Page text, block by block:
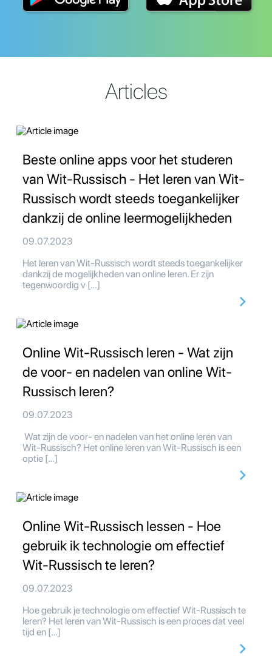
Articles
Beste online apps voor het studeren
van Wit-Russisch - Het leren van Wit-
Russisch wordt steeds toegankelijker
dankzij de online leermogelijkheden
09.07.2023
Het leren van Wit-Russisch wordt steeds toegankelijker
dankzij de mogelijkheden van online leren. Er zijn
tegenwoordig v […]
Online Wit-Russisch leren - Wat zijn
de voor- en nadelen van online Wit-
Russisch leren?
09.07.2023
Wat zijn de voor- en nadelen van het online leren van
Wit-Russisch? Het online leren van Wit-Russisch is een
optie […]
Online Wit-Russisch lessen - Hoe
gebruik ik technologie om effectief
Wit-Russisch te leren?
09.07.2023
Hoe gebruik je technologie om effectief Wit-Russisch te
leren? Het leren van Wit-Russisch is een proces dat veel
tijd en […]